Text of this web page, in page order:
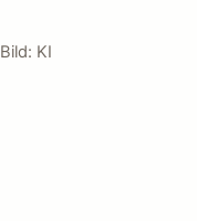
Bild: KI